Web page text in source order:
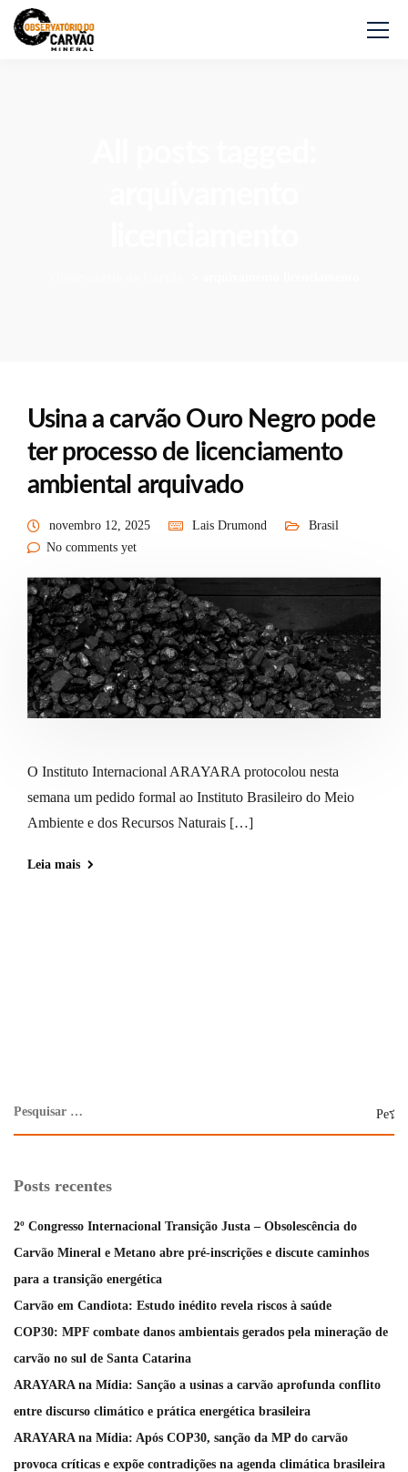
Usina a carvão Ouro Negro pode
ter processo de licenciamento
ambiental arquivado
novembro 12, 2025 Lais Drumond
Brasil
No comments yet
O Instituto Internacional ARAYARA protocolou nesta
semana um pedido formal ao Instituto Brasileiro do Meio
Ambiente e dos Recursos Naturais […]
Leia mais
Posts recentes
2º Congresso Internacional Transição Justa – Obsolescência do
Carvão Mineral e Metano abre pré-inscrições e discute caminhos
para a transição energética
Carvão em Candiota: Estudo inédito revela riscos à saúde
COP30: MPF combate danos ambientais gerados pela mineração de
carvão no sul de Santa Catarina
ARAYARA na Mídia: Sanção a usinas a carvão aprofunda conflito
entre discurso climático e prática energética brasileira
ARAYARA na Mídia: Após COP30, sanção da MP do carvão
provoca críticas e expõe contradições na agenda climática brasileira